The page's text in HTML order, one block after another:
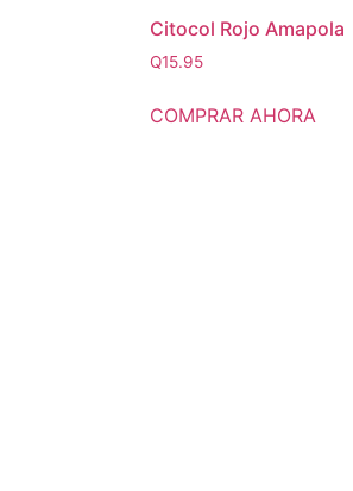
Citocol Rojo Amapola
Q15.95
COMPRAR AHORA